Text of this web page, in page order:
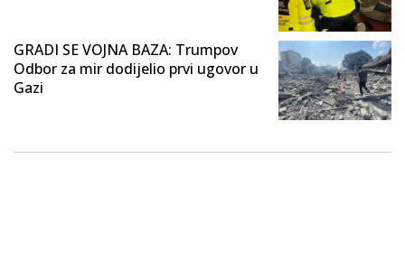
GRADI SE VOJNA BAZA: Trumpov
Odbor za mir dodijelio prvi ugovor u
Gazi